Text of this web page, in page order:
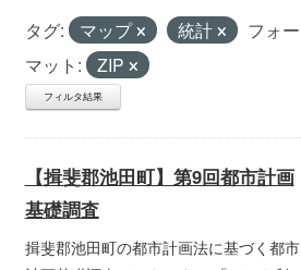
タグ: マップ 統計
フォー
マット:
ZIP
フィルタ結果
【揖斐郡池田町】第9回都市計画
基礎調査
揖斐郡池田町の都市計画法に基づく都市